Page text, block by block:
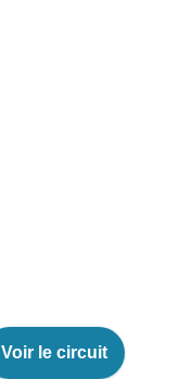
Voir le circuit